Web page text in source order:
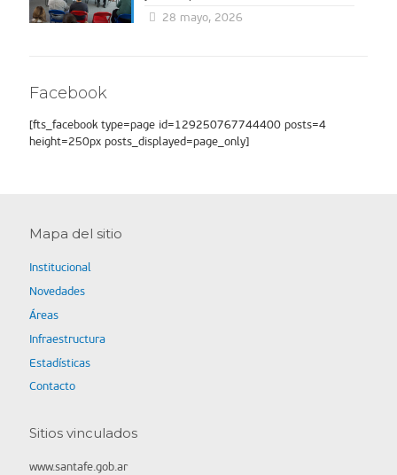
28 mayo, 2026
Facebook
[fts_facebook type=page id=129250767744400 posts=4
height=250px posts_displayed=page_only]
Mapa del sitio
Institucional
Novedades
Áreas
Infraestructura
Estadísticas
Contacto
Sitios vinculados
www.santafe.gob.ar